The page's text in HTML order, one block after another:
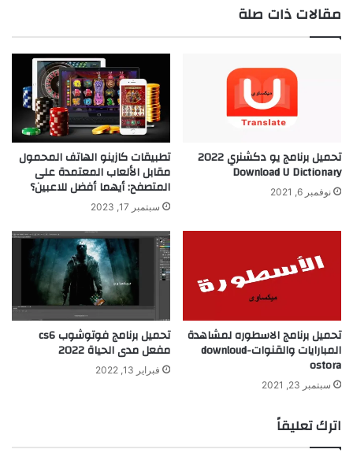
مقالات ذات صلة
تحميل برنامج يو دكشنري 2022
Download U Dictionary
نوفمبر 6, 2021
تطبيقات كازينو الهاتف المحمول
مقابل الألعاب المعتمدة على
المتصفح: أيهما أفضل للاعبين؟
سبتمبر 17, 2023
تحميل برنامج الاسطوره لمشاهدة
المبارايات والقنوات-downloud
ostora
سبتمبر 23, 2021
تحميل برنامج فوتوشوب cs6
مفعل مدى الحياة 2022
فبراير 13, 2022
اترك تعليقاً